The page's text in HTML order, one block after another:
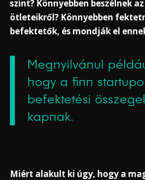
szint? Könnyebben beszélnek
ötleteikről? Könnyebben
befektetők, és mondják el
Megnyilvánul
hogy a finn
befektetési
kapnak.
Miért alakult ki úgy, hogy a